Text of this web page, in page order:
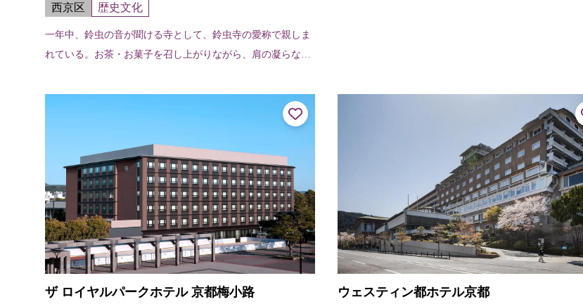
西京区 歴史文化
一年中、鈴虫の音が聞ける寺として、鈴虫寺の愛称で親しま
れている。お茶・お菓子を召し上がりながら、肩の凝らない
た幸福地蔵尊は、一つだけ願いを叶...
ザ ロイヤルパークホテル 京都梅小路 ウェスティン都ホテル京都